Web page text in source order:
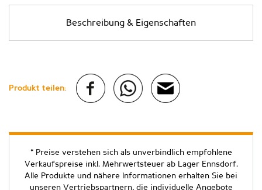
Beschreibung & Eigenschaften
Produkt teilen:
* Preise verstehen sich als unverbindlich empfohlene
Verkaufspreise inkl. Mehrwertsteuer ab Lager Ennsdorf.
Alle Produkte und nähere Informationen erhalten Sie bei
unseren Vertriebspartnern, die individuelle Angebote